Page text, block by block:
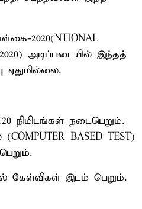
2020(NTIONAL
2020) அடிப்படையில் இந்தத்
ஏதுமில்லை.
நிமிடங்கள் நடைபெறும்.
BASED TEST)
கேள்விகள் இடம் பெறும்.